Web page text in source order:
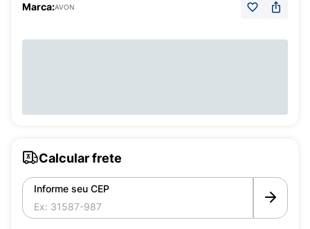
Marca:AVON
Calcular frete
Informe seu CEP